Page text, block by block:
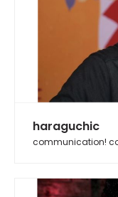
haraguchic
communication!